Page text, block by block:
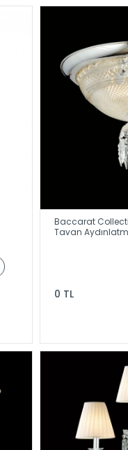
Baccarat
Tavan
0 TL